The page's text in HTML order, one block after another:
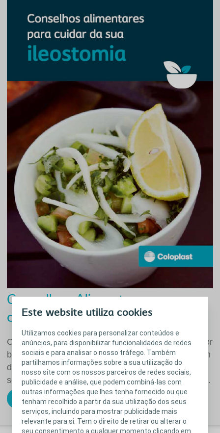
Este website utiliza cookies
Utilizamos cookies para personalizar conteúdos e
anúncios, para disponibilizar funcionalidades de redes
sociais e para analisar o nosso tráfego. Também
partilhamos informações sobre a sua utilização do
nosso site com os nossos parceiros de redes sociais,
publicidade e análise, que podem combiná-las com
outras informações que lhes tenha fornecido ou que
tenham recolhido a partir da sua utilização dos seus
serviços, incluindo para mostrar publicidade mais
relevante para si. Tem o direito de retirar ou alterar o
seu consentimento a qualquer momento clicando em
Conselhos Alimentares para
cuidar da sua Ileostomia
Comer e hidratar-se são necessidades vitais. Comer
bem proporciona um bem-estar incomparável. É um
deleite para o paladar, os olhos e o olfato. Hidratar-
se bem é garantir uma boa absorção dos alimentos.
Descarregar